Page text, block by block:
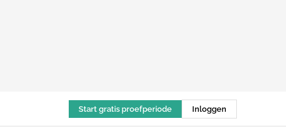
Start gratis proefperiode Inloggen